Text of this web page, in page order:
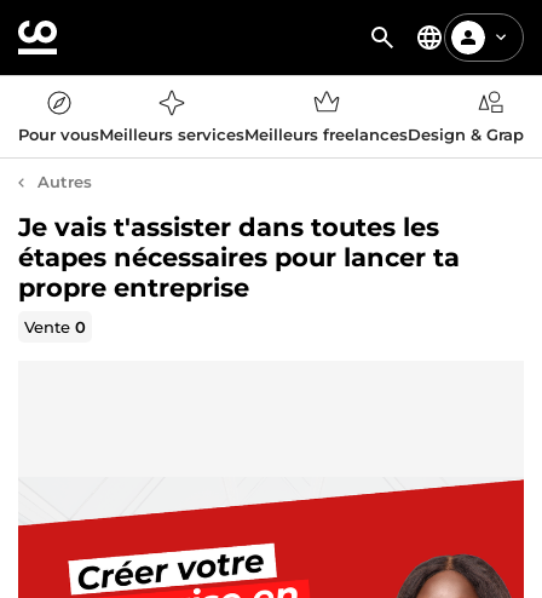
Pour vousMeilleurs servicesMeilleurs freelancesDesign &
Autres
Je vais t'assister dans toutes les
étapes nécessaires pour lancer ta
propre entreprise
Vente0